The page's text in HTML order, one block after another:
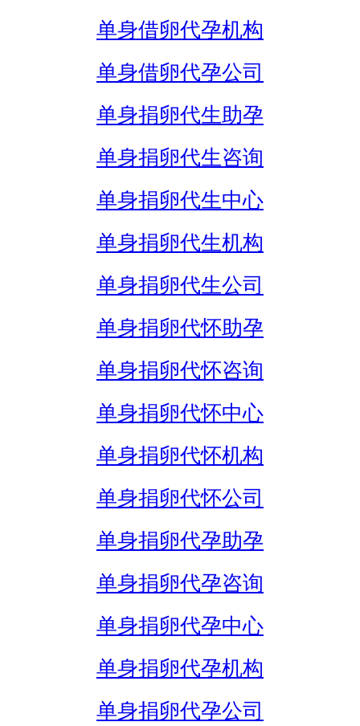
单身借卵代孕机构
单身借卵代孕公司
单身捐卵代生助孕
单身捐卵代生咨询
单身捐卵代生中心
单身捐卵代生机构
单身捐卵代生公司
单身捐卵代怀助孕
单身捐卵代怀咨询
单身捐卵代怀中心
单身捐卵代怀机构
单身捐卵代怀公司
单身捐卵代孕助孕
单身捐卵代孕咨询
单身捐卵代孕中心
单身捐卵代孕机构
单身捐卵代孕公司